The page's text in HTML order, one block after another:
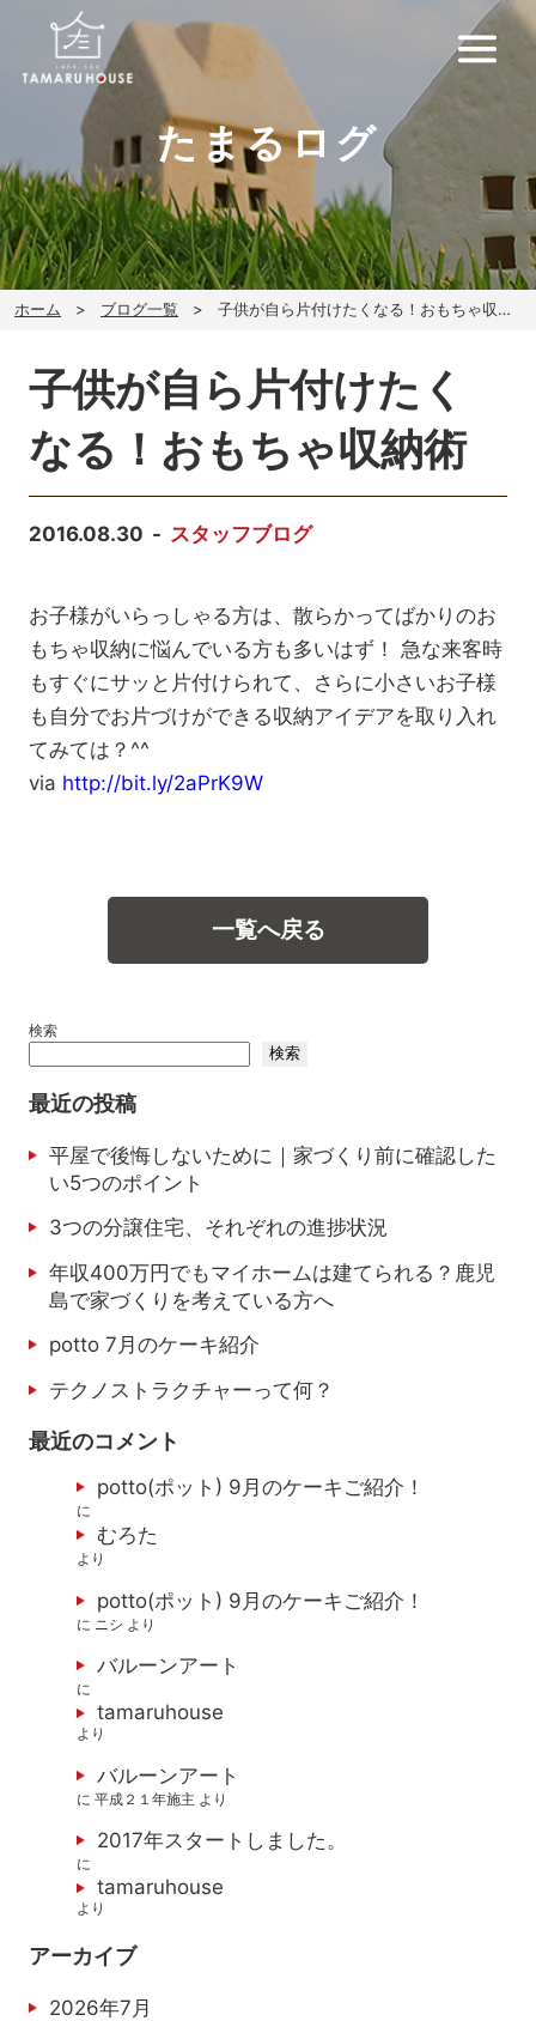
たまるログ
ホーム ブログ一覧 子供が自ら片付けたくなる！おもちゃ収納術
子供が自ら片付けたく
なる！おもちゃ収納術
2016.08.30 スタッフブログ
お子様がいらっしゃる方は、散らかってばかりのお
もちゃ収納に悩んでいる方も多いはず！ 急な来客時
もすぐにサッと片付けられて、さらに小さいお子様
も自分でお片づけができる収納アイデアを取り入れ
てみては？^^
via http://bit.ly/2aPrK9W
一覧へ戻る
検索
検索
最近の投稿
平屋で後悔しないために｜家づくり前に確認した
い5つのポイント
3つの分譲住宅、それぞれの進捗状況
年収400万円でもマイホームは建てられる？鹿児
島で家づくりを考えている方へ
potto 7月のケーキ紹介
テクノストラクチャーって何？
最近のコメント
potto(ポット) 9月のケーキご紹介！
に
むろた
より
potto(ポット) 9月のケーキご紹介！
に ニシ より
バルーンアート
に
tamaruhouse
より
バルーンアート
に平成２１年施主 より
2017年スタートしました。
に
tamaruhouse
より
アーカイブ
2026年7月